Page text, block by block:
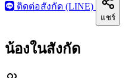
ติดต่อสังกัด (LINE)
แชร์
น้องในสังกัด